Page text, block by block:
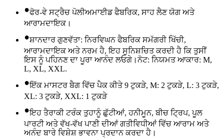
•ਫੋਰ-ਵੇ ਸਟ੍ਰੈਚ ਪੋਲੀਅਮਾਈਡ ਫੈਬਰਿਕ, ਸਾਹ ਲੈਣ ਯੋਗ ਅਤੇ
ਆਰਾਮਦਾਇਕ।
•ਸ਼ਾਨਦਾਰ ਗੁਣਵੱਤਾ: ਨਿਰਵਿਘਨ ਫੈਬਰਿਕ ਸਮੱਗਰੀ ਖਿੱਚੀ,
ਆਰਾਮਦਾਇਕ ਅਤੇ ਨਰਮ ਹੈ, ਇਹ ਸੁਨਿਸ਼ਚਿਤ ਕਰਦੀ ਹੈ ਕਿ ਤੁਸੀਂ
ਇਸ ਨੂੰ ਪਹਿਨਣ ਦਾ ਪੂਰਾ ਆਨੰਦ ਲਓਗੇ।ਨੋਟ: ਨਿਯਮਤ ਆਕਾਰ: M,
L, XL, XXL.
•ਇੱਕ ਮਾਸਟਰ ਬੈਗ ਵਿੱਚ ਪੈਕ ਕੀਤੇ 9 ਟੁਕੜੇ, M: 2 ਟੁਕੜੇ, L: 3 ਟੁਕੜੇ,
XL: 3 ਟੁਕੜੇ, XXL: 1 ਟੁਕੜੇ
•ਇਹ ਤੈਰਾਕੀ ਟਰੰਕ ਤੁਹਾਨੂੰ ਛੁੱਟੀਆਂ, ਹਨੀਮੂਨ, ਬੀਚ ਟ੍ਰਿਪ, ਪੂਲ
ਪਾਰਟੀ ਅਤੇ ਵੱਖ-ਵੱਖ ਪਾਣੀ ਦੀਆਂ ਗਤੀਵਿਧੀਆਂ ਵਿੱਚ ਆਰਾਮ ਅਤੇ
ਅਨੰਦ ਬਾਰੇ ਵਿਸ਼ੇਸ਼ ਭਾਵਨਾ ਪ੍ਰਦਾਨ ਕਰਦਾ ਹੈ।